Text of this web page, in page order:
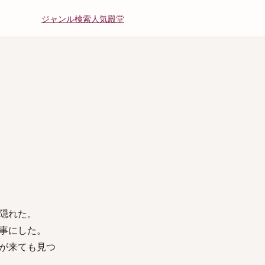
ジャンル検索人気殿堂
た。
した。
来ても見つ